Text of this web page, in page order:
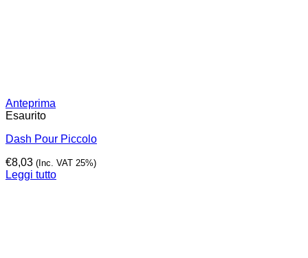
Anteprima
Esaurito
Dash Pour Piccolo
€8,03 (Inc. VAT 25%)
Leggi tutto